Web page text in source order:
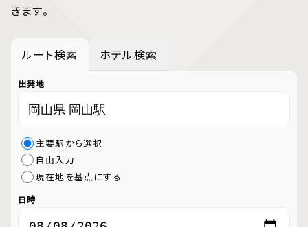
きます。
ルート検索 ホテル検索
出発地
主要駅から選択
自由入力
現在地を基点にする
日時